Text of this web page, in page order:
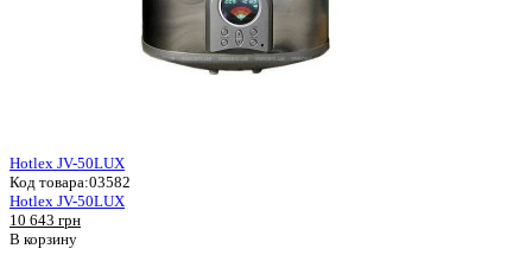
Hotlex JV-50LUX
Код товара:03582
Hotlex JV-50LUX
10 643 грн
В корзину